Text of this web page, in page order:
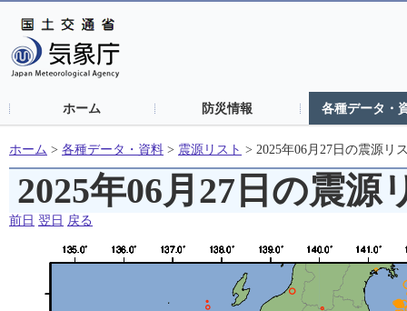
ホーム 防災情報 各種データ・
ホーム > 各種データ・資料 > 震源リスト > 2025年06月27日の震源リ
2025年06月27日の震源
前日 翌日 戻る